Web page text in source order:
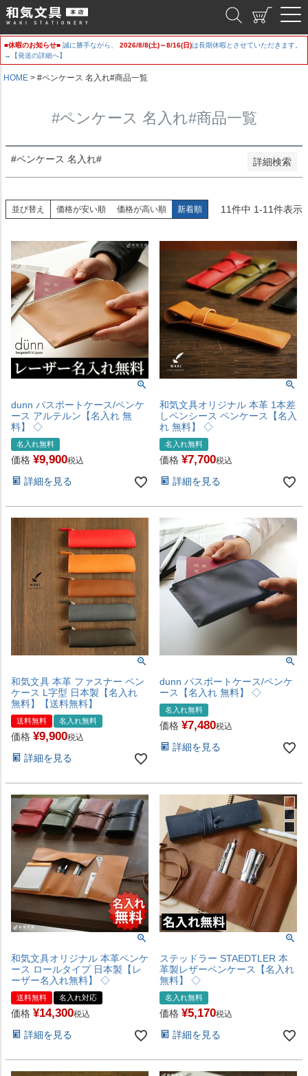
■休暇のお知らせ■ 誠に勝手ながら、 2026/8/8(土)～8/16(日)は長期休暇とさせていただきます。
→【発送の詳細へ】
HOME #ペンケース 名入れ#商品一覧
#ペンケース 名入れ#商品一覧
#ペンケース 名入れ# 詳細検索
登録順
価格が安い順
価格が高い順
優先度順
レビュー順
検索
並び替え 価格が安い順 価格が高い順 新着順 11件中 1-11件表示
dunn パスポートケース/ペンケ
ース アルテルン【名入れ 無
料】 ◇
名入れ無料
価格 ¥9,900税込
詳細を見る
和気文具オリジナル 本革 1本差
しペンシース ペンケース【名入
れ 無料】 ◇
名入れ無料
価格 ¥7,700税込
詳細を見る
和気文具 本革 ファスナー ペン
ケース L字型 日本製【名入れ
無料】【送料無料】
送料無料 名入れ無料
価格 ¥9,900税込
詳細を見る
dunn パスポートケース/ペンケ
ース【名入れ 無料】 ◇
名入れ無料
価格 ¥7,480税込
詳細を見る
和気文具オリジナル 本革ペンケ
ース ロールタイプ 日本製【レ
ーザー名入れ無料】 ◇
送料無料 名入れ対応
価格 ¥14,300税込
詳細を見る
ステッドラー STAEDTLER 本
革製レザーペンケース【名入れ
無料】 ◇
名入れ無料
価格 ¥5,170税込
詳細を見る